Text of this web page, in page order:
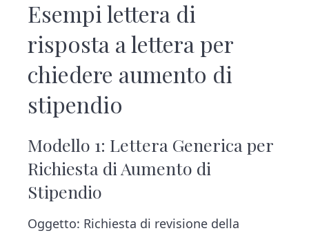
Esempi lettera di
risposta a lettera per
chiedere aumento di
stipendio​
Modello 1: Lettera Generica per
Richiesta di Aumento di
Stipendio
Oggetto: Richiesta di revisione della